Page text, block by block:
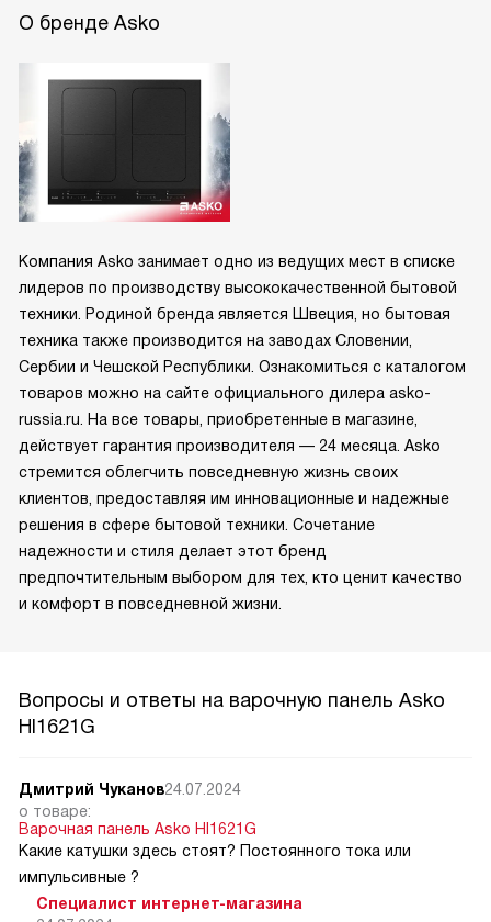
О бренде Asko
Компания Asko занимает одно из ведущих мест в списке
лидеров по производству высококачественной бытовой
техники. Родиной бренда является Швеция, но бытовая
техника также производится на заводах Словении,
Сербии и Чешской Республики. Ознакомиться с каталогом
товаров можно на сайте официального дилера asko-
russia.ru. На все товары, приобретенные в магазине,
действует гарантия производителя — 24 месяца. Asko
стремится облегчить повседневную жизнь своих
клиентов, предоставляя им инновационные и надежные
решения в сфере бытовой техники. Сочетание
надежности и стиля делает этот бренд
предпочтительным выбором для тех, кто ценит качество
и комфорт в повседневной жизни.
Вопросы и ответы на варочную панель Asko
HI1621G
Дмитрий Чуканов24.07.2024
о товаре:
Варочная панель Asko HI1621G
Какие катушки здесь стоят? Постоянного тока или
импульсивные ?
Специалист интернет-магазина